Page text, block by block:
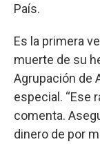
País.
Es la primera
muerte de su
Agrupación de
especial. “Ese
comenta.
dinero de por